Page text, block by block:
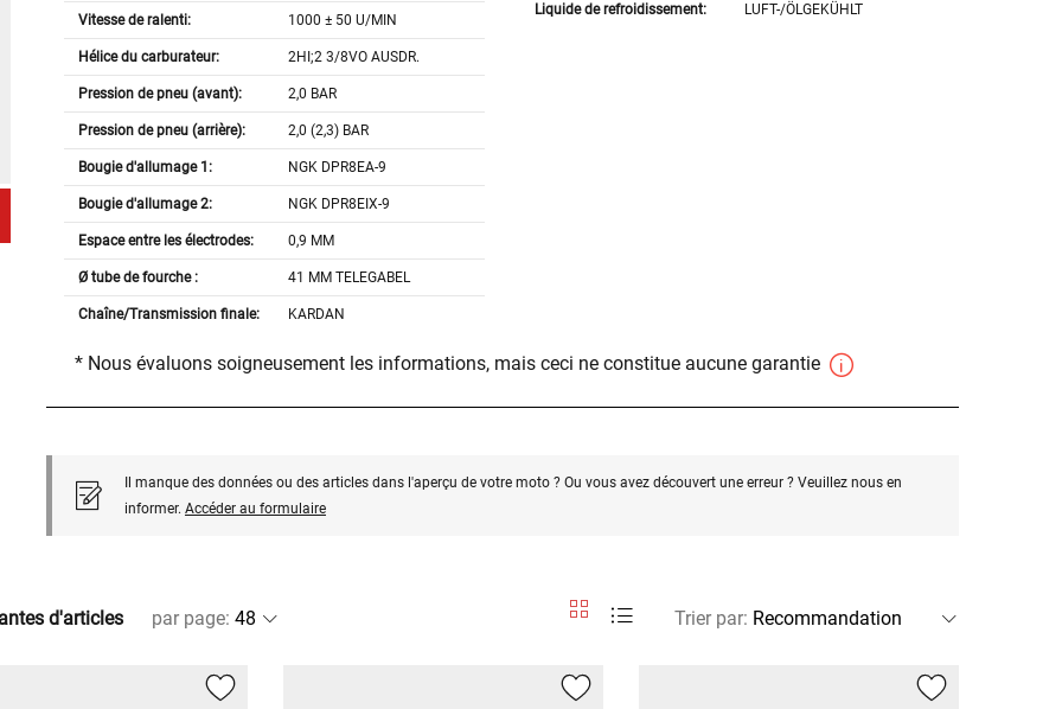
Vitesse de ralenti: 1000 ± 50 U/MIN
Hélice du carburateur: 2HI;2 3/8VO AUSDR.
Pression de pneu (avant): 2,0 BAR
Pression de pneu (arrière): 2,0 (2,3) BAR
Bougie d'allumage 1: NGK DPR8EA-9
Bougie d'allumage 2: NGK DPR8EIX-9
Espace entre les électrodes: 0,9 MM
Ø tube de fourche : 41 MM TELEGABEL
Chaîne/Transmission finale: KARDAN
Liquide de refroidissement: LUFT-/ÖLGEKÜHLT
* Nous évaluons soigneusement les informations, mais ceci ne constitue aucune garantie
Il manque des données ou des articles dans l'aperçu de votre moto ? Ou vous avez découvert une erreur ? Veuillez nous en
informer. Accéder au formulaire
d'articles par page: Trier par: